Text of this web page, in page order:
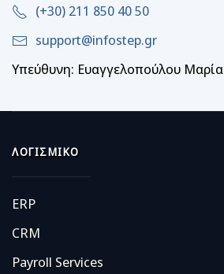
(+30) 211 850 40 50
support@infostep.gr
Υπεύθυνη: Ευαγγελοπούλου Μαρία
ΛΟΓΙΣΜΙΚΌ
ERP
CRM
Payroll Services